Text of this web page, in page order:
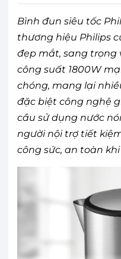
Bình đun siêu tốc
thương hiệu Philips
đẹp mắt, sang trọng
công suất 1800W
chóng, mang lại
đặc biệt công nghệ
cầu sử dụng nước
người nội trợ tiết
công sức, an toàn